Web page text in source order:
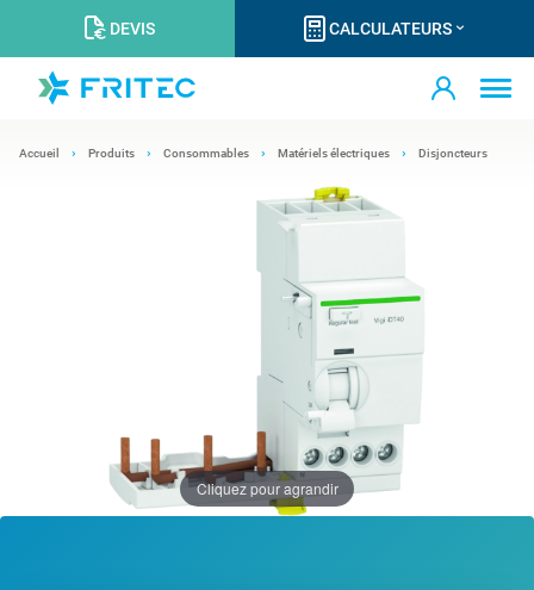
DEVIS CALCULATEURS
Accueil Produits Consommables Matériels électriques Disjoncteurs
Cliquez pour agrandir